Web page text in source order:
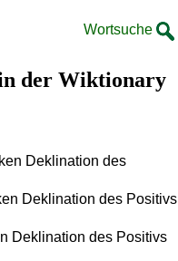
Wortsuche
der Wiktionary
Deklination des
Deklination des Positivs
Deklination des Positivs